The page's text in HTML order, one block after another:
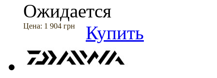
Ожидается
Цена: 1 904 грн Купить